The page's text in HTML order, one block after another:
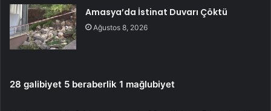
Amasya’da İstinat Duvarı Çöktü
Ağustos 8, 2026
28 galibiyet 5 beraberlik 1 mağlubiyet